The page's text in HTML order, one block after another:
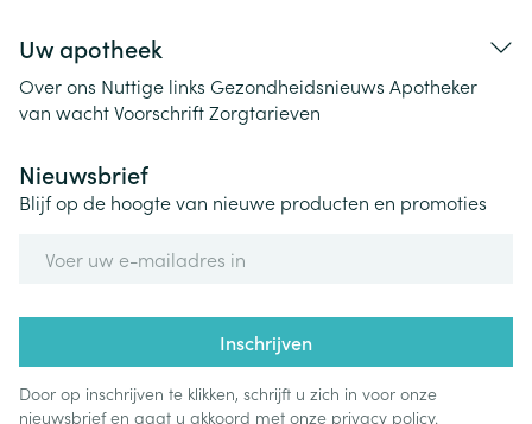
Uw apotheek
Over ons Nuttige links Gezondheidsnieuws Apotheker
van wachtVoorschriftZorgtarieven
Nieuwsbrief
Blijf op de hoogte van nieuwe producten en promoties
Inschrijven
Door op inschrijven te klikken, schrijft u zich in voor onze
nieuwsbrief en gaat u akkoord met onze privacy policy.